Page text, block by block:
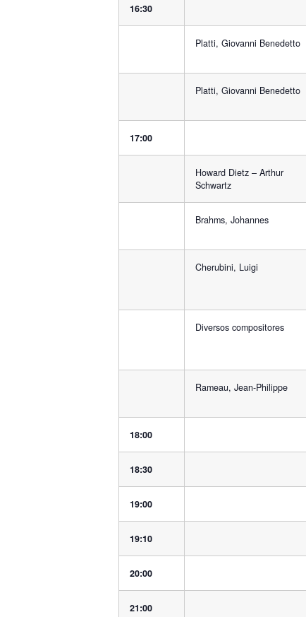
16:30
Platti, Giovanni Benedetto
Platti, Giovanni Benedetto
17:00
Howard Dietz – Arthur
Schwartz
Brahms, Johannes
Cherubini, Luigi
Diversos compositores
Rameau, Jean-Philippe
18:00
18:30
19:00
19:10
20:00
21:00